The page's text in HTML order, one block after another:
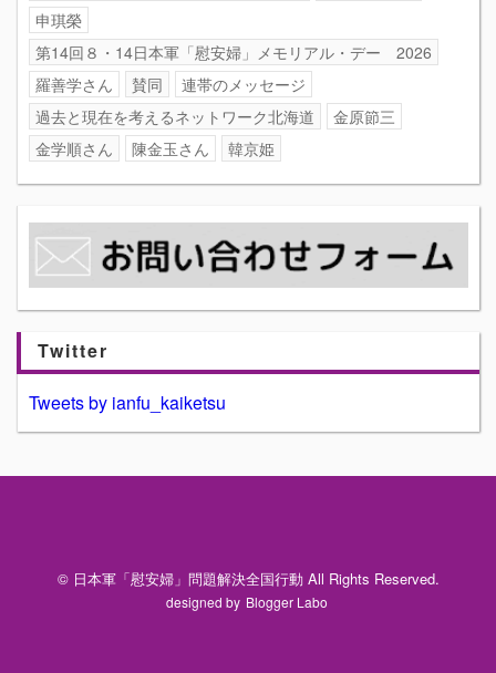
申琪榮
第14回８・14日本軍「慰安婦」メモリアル・デー 2026
羅善学さん
賛同
連帯のメッセージ
過去と現在を考えるネットワーク北海道
金原節三
金学順さん
陳金玉さん 韓京姫
Twitter
Tweets by ianfu_kaiketsu
© 日本軍「慰安婦」問題解決全国行動 All Rights Reserved.
designed by Blogger Labo